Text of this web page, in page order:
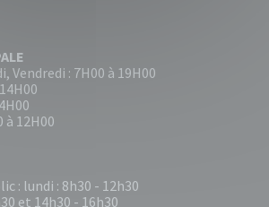
Vendredi : 7H00 à 19H00
à 12H00
: lundi : 8h30 - 12h30
et 14h30 - 16h30